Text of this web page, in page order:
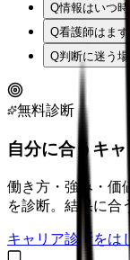
Q情報はいつ
Q看護師はま
Q判断に迷う
無料診断
自分に合うキャ
働き方・強み・価
を診断。結果に合
キャリア診断をは